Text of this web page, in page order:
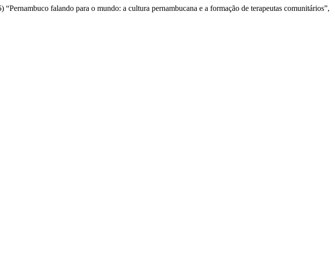
falando para o mundo: a cultura pernambucana e a formação de terapeutas comunitários”,